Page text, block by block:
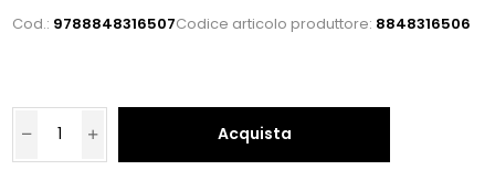
Cod.: 9788848316507Codice articolo produttore: 8848316506
Acquista